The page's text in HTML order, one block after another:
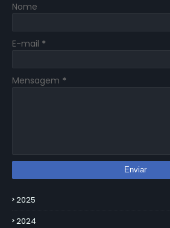
Nome
E-mail *
Mensagem *
2025
2024